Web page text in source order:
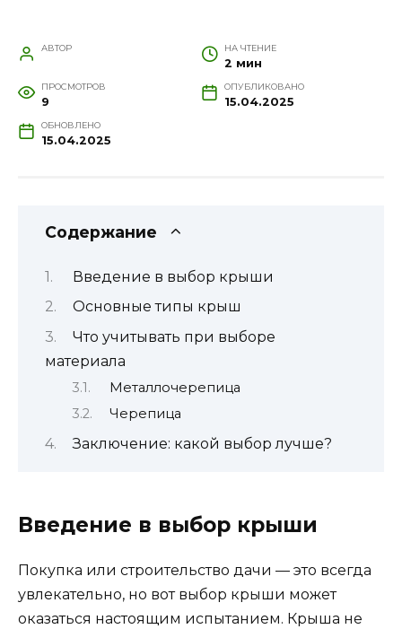
АВТОР НА ЧТЕНИЕ
2 мин
ПРОСМОТРОВ
9
ОПУБЛИКОВАНО
15.04.2025
ОБНОВЛЕНО
15.04.2025
Содержание
Введение в выбор крыши
Основные типы крыш
Что учитывать при выборе
материала
Металлочерепица
Черепица
Заключение: какой выбор лучше?
Введение в выбор крыши
Покупка или строительство дачи — это всегда
увлекательно, но вот выбор крыши может
оказаться настоящим испытанием. Крыша не